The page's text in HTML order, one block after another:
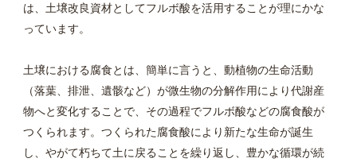
は、土壌改良資材としてフルボ酸を活用することが理にかな
っています。
土壌における腐食とは、簡単に言うと、動植物の生命活動
（落葉、排泄、遺骸など）が微生物の分解作用により代謝産
物へと変化することで、その過程でフルボ酸などの腐食酸が
つくられます。つくられた腐食酸により新たな生命が誕生
し、やがて朽ちて土に戻ることを繰り返し、豊かな循環が続